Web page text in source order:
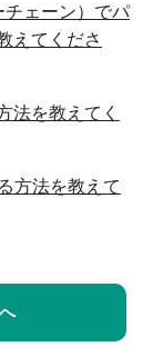
ェーン）でパ
えてくださ
法を教えてく
方法を教えて